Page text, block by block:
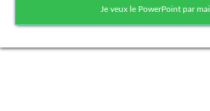
Je veux le PowerPoint par mail